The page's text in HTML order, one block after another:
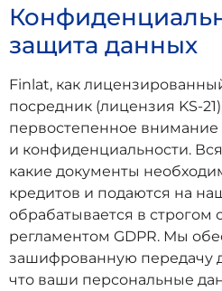
защита данных
Finlat, как
посредник (лицензия KS-
первостепенное
и конфиденциальности.
какие документы
кредитов и подаются на
обрабатывается в строгом
регламентом GDPR. Мы
зашифрованную передачу
что ваши персональные